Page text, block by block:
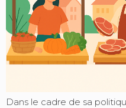
Dans le cadre de sa